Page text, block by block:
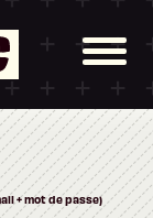
+ mot de passe)